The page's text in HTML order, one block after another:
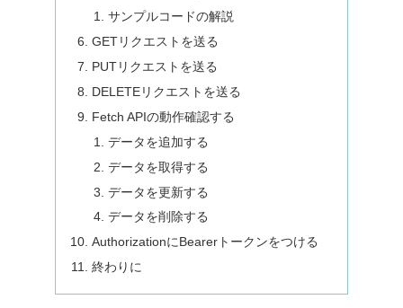
サンプルコードの解説
GETリクエストを送る
PUTリクエストを送る
DELETEリクエストを送る
Fetch APIの動作確認する
データを追加する
データを取得する
データを更新する
データを削除する
AuthorizationにBearerトークンをつける
終わりに